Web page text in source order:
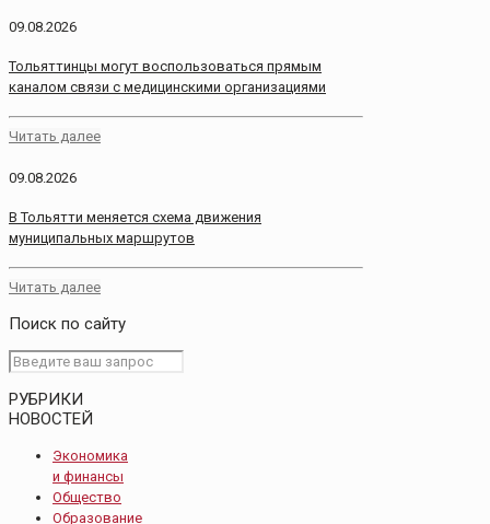
09.08.2026
Тольяттинцы могут воспользоваться прямым
каналом связи с медицинскими организациями
Читать далее
09.08.2026
В Тольятти меняется схема движения
муниципальных маршрутов
Читать далее
Поиск по сайту
РУБРИКИ
НОВОСТЕЙ
Экономика
и финансы
Общество
Образование